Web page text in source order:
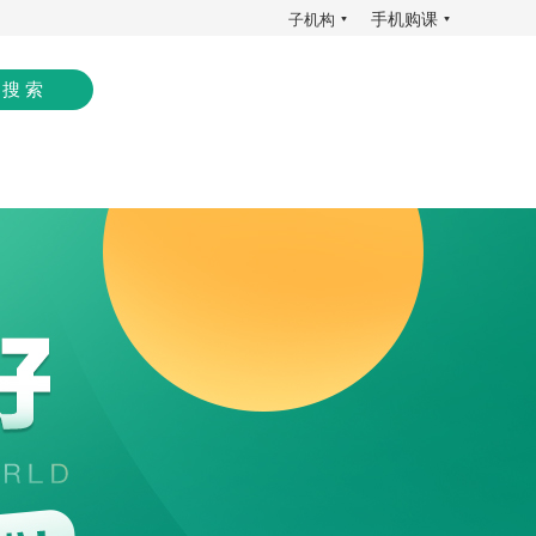
子机构 手机购课